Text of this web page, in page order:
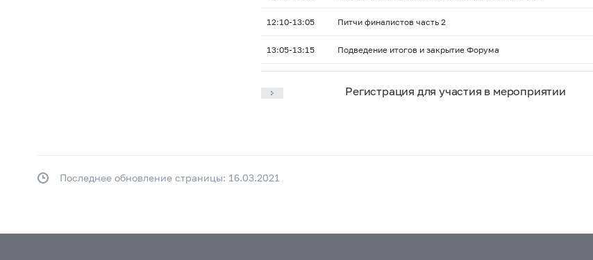
12:10-13:05 Питчи финалистов часть 2
13:05-13:15 Подведение итогов и закрытие Форума
Регистрация для участия в мероприятии
Последнее обновление страницы: 16.03.2021